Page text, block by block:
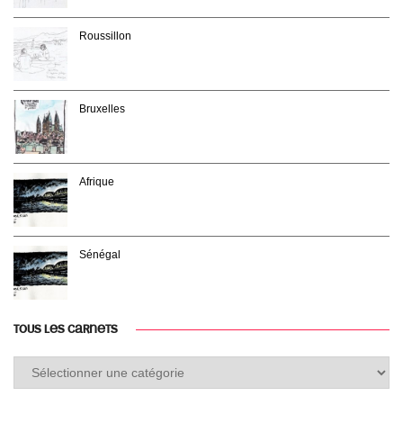
Roussillon
Bruxelles
Afrique
Sénégal
TOUS LES CARNETS